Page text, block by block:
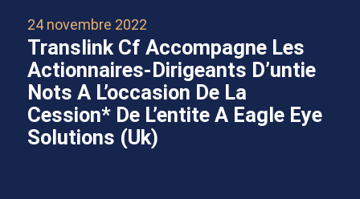
24 novembre 2022
Translink Cf Accompagne Les
Actionnaires-Dirigeants D’untie
Nots A L’occasion De La
Cession* De L’entite A Eagle Eye
Solutions (Uk)